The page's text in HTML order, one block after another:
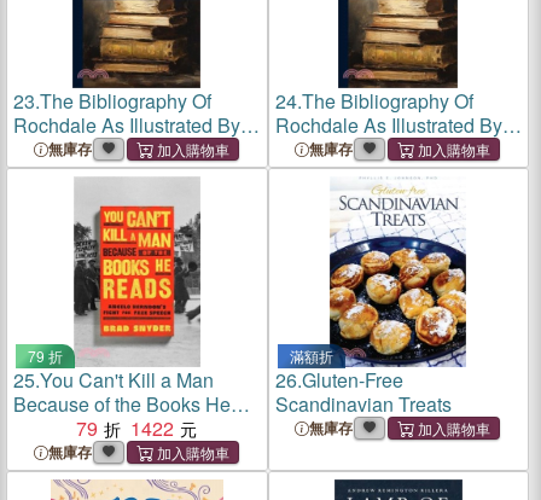
23.The Bibliography Of
Rochdale As Illustrated By
The Books In The Local
Free Public Library
無庫存
24.The Bibliography Of
Rochdale As Illustrated By
The Books In The Local
Free Public Library
無庫存
79 折
25.You Can't Kill a Man
Because of the Books He
Reads：Angelo Herndon's
Fight for Free Speech
79 1422
無庫存
滿額折
26.Gluten-Free
Scandinavian Treats
無庫存